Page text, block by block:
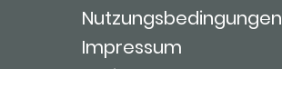
Nutzungsbedingungen
Impressum
Login